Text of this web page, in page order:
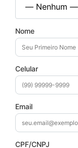
Nome
Celular
Email
CPF/CNPJ